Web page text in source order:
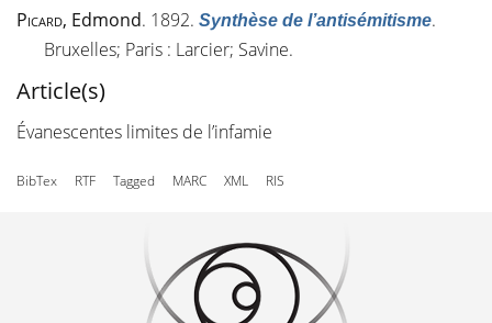
Picard, Edmond. 1892. Synthèse de l’antisémitisme.
Bruxelles; Paris : Larcier; Savine.
Article(s)
Évanescentes limites de l’infamie
BibTex RTF Tagged MARC XML RIS